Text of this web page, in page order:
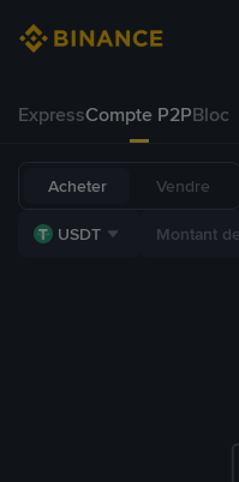
ExpressCompte P2PBloc
Acheter Vendre
USDT